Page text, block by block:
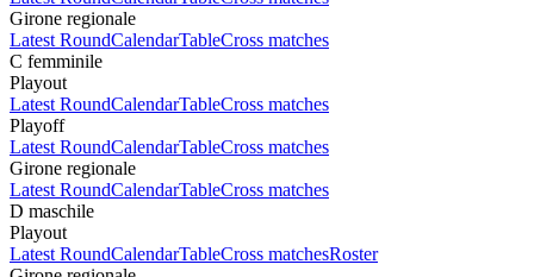
Girone regionale
Latest RoundCalendarTableCross matches
C femminile
Playout
Latest RoundCalendarTableCross matches
Playoff
Latest RoundCalendarTableCross matches
Girone regionale
Latest RoundCalendarTableCross matches
D maschile
Playout
Latest RoundCalendarTableCross matchesRoster